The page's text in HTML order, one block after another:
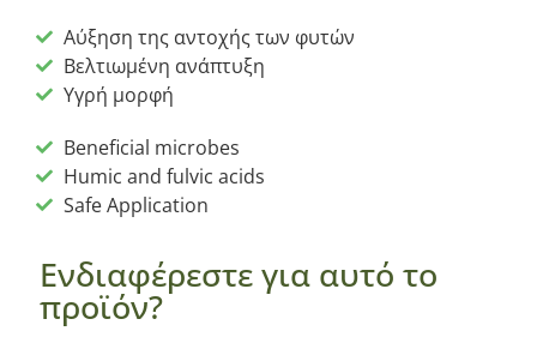
Αύξηση της αντοχής των φυτών
Βελτιωμένη ανάπτυξη
Υγρή μορφή
Beneficial microbes
Humic and fulvic acids
Safe Application
Ενδιαφέρεστε για αυτό το
προϊόν?